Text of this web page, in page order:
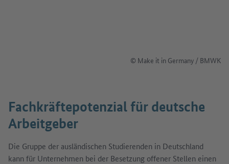
© Make it in Germany / BMWK
Fachkräftepotenzial für deutsche
Arbeitgeber
Die Gruppe der ausländischen Studierenden in Deutschland
kann für Unternehmen bei der Besetzung offener Stellen einen